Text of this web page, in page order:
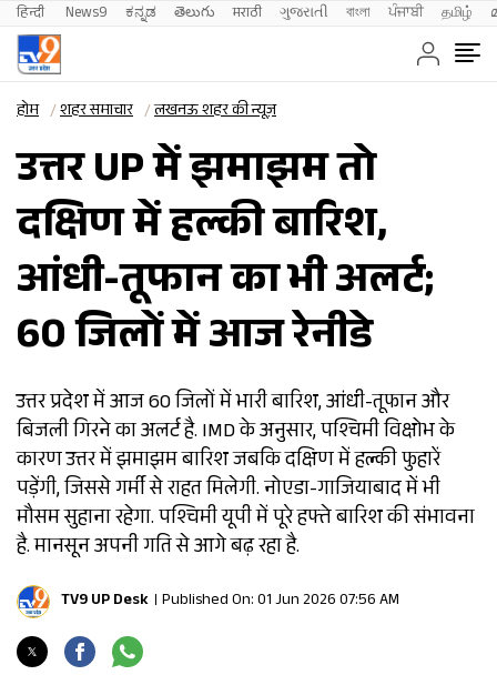
हिन्दी News9 ಕನ್ನಡ తెలుగు मराठी ગુજરાતી বাংলা ਪੰਜਾਬੀ தமிழ்
होम शहर समाचार लखनऊ शहर की न्यूज़
उत्तर UP में झमाझम तो
दक्षिण में हल्की बारिश,
आंधी-तूफान का भी अलर्ट;
60 जिलों में आज रेनीडे
उत्तर प्रदेश में आज 60 जिलों में भारी बारिश, आंधी-तूफान और
बिजली गिरने का अलर्ट है. IMD के अनुसार, पश्चिमी विक्षोभ के
कारण उत्तर में झमाझम बारिश जबकि दक्षिण में हल्की फुहारें
पड़ेंगी, जिससे गर्मी से राहत मिलेगी. नोएडा-गाजियाबाद में भी
मौसम सुहाना रहेगा. पश्चिमी यूपी में पूरे हफ्ते बारिश की संभावना
है. मानसून अपनी गति से आगे बढ़ रहा है.
TV9 UP Desk Published On: 01 Jun 2026 07:56 AM